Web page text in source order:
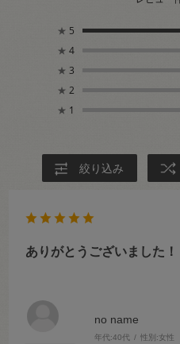
★ 5
★ 4
★ 3
★ 2
★ 1
絞り込み
no name
年代:40代 性別:女性
ありがとうございました！